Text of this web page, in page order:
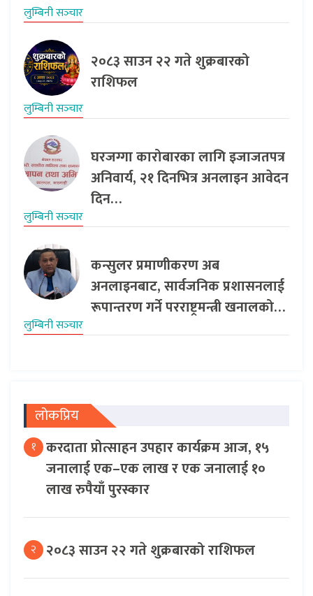
लुम्बिनी सञ्‍चार
२०८३ साउन २२ गते शुक्रबारको
राशिफल
लुम्बिनी सञ्‍चार
घरजग्गा कारोबारका लागि इजाजतपत्र
अनिवार्य, २१ दिनभित्र अनलाइन आवेदन
दिन…
लुम्बिनी सञ्‍चार
कन्सुलर प्रमाणीकरण अब
अनलाइनबाट, सार्वजनिक प्रशासनलाई
रूपान्तरण गर्ने परराष्ट्रमन्त्री खनालको…
लुम्बिनी सञ्‍चार
लोकप्रिय
१ करदाता प्रोत्साहन उपहार कार्यक्रम आज, १५
जनालाई एक–एक लाख र एक जनालाई १०
लाख रुपैयाँ पुरस्कार
२ २०८३ साउन २२ गते शुक्रबारको राशिफल